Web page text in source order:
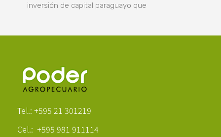
inversión de capital paraguayo que
Tel.: +595 21 301219
Cel.: +595 981 911114